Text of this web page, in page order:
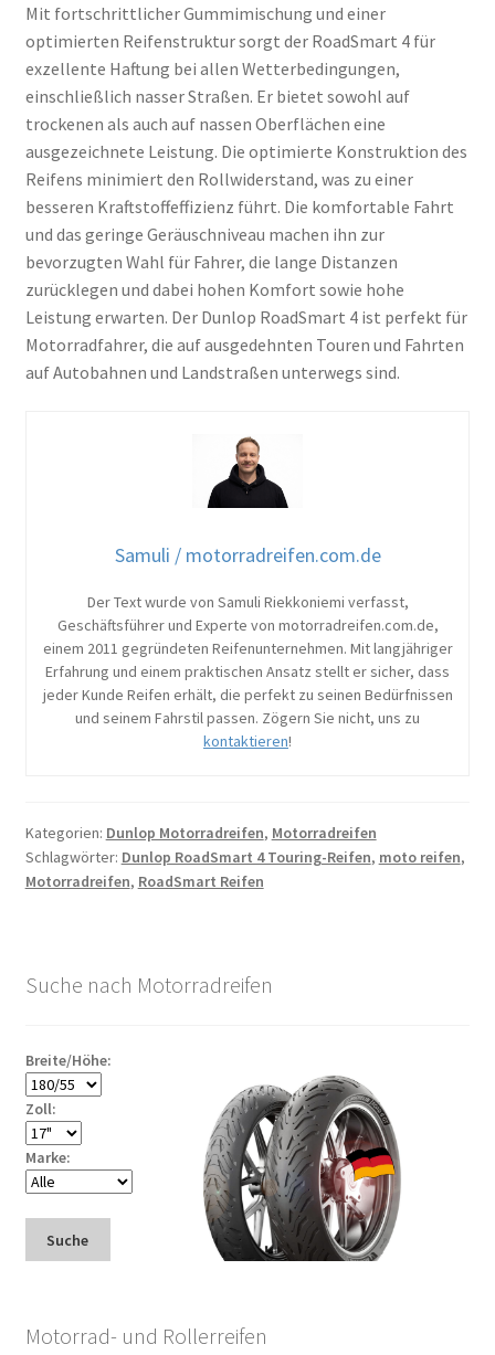
Mit fortschrittlicher Gummimischung und einer
optimierten Reifenstruktur sorgt der RoadSmart 4 für
exzellente Haftung bei allen Wetterbedingungen,
einschließlich nasser Straßen. Er bietet sowohl auf
trockenen als auch auf nassen Oberflächen eine
ausgezeichnete Leistung. Die optimierte Konstruktion des
Reifens minimiert den Rollwiderstand, was zu einer
besseren Kraftstoffeffizienz führt. Die komfortable Fahrt
und das geringe Geräuschniveau machen ihn zur
bevorzugten Wahl für Fahrer, die lange Distanzen
zurücklegen und dabei hohen Komfort sowie hohe
Leistung erwarten. Der Dunlop RoadSmart 4 ist perfekt für
Motorradfahrer, die auf ausgedehnten Touren und Fahrten
auf Autobahnen und Landstraßen unterwegs sind.
Samuli / motorradreifen.com.de
Der Text wurde von Samuli Riekkoniemi verfasst,
Geschäftsführer und Experte von motorradreifen.com.de,
einem 2011 gegründeten Reifenunternehmen. Mit langjähriger
Erfahrung und einem praktischen Ansatz stellt er sicher, dass
jeder Kunde Reifen erhält, die perfekt zu seinen Bedürfnissen
und seinem Fahrstil passen. Zögern Sie nicht, uns zu
kontaktieren!
Kategorien: Dunlop Motorradreifen, Motorradreifen
Schlagwörter: Dunlop RoadSmart 4 Touring-Reifen, moto reifen,
Motorradreifen, RoadSmart Reifen
Suche nach Motorradreifen
Breite/Höhe:
Zoll:
Marke:
Suche
Motorrad- und Rollerreifen